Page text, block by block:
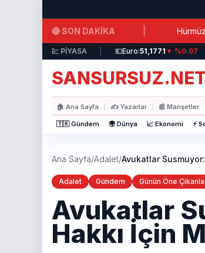
🔴 SON DAKİKA
Su Verildi! | Hürmüz Boğazı
💹 PİYASA
▲ %0.19 | Euro:51,1771▼ %0.07 |
SANSURSUZ.NET
🏠 Ana Sayfa ✍️Yazarlar 📰 Manşetler
🇹🇷 Gündem 🌍 Dünya 📈 Ekonomi ⚡
Ana Sayfa/Adalet/Avukatlar
Adalet Gündem Günün Öne
Avukatlar
Hakkı İçin